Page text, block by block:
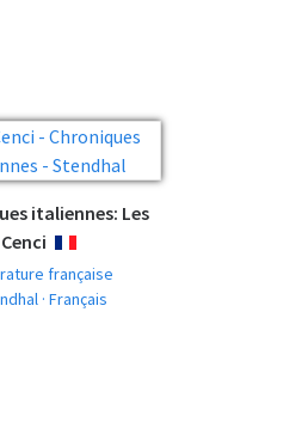
italiennes: Les
Cenci
française
· Français